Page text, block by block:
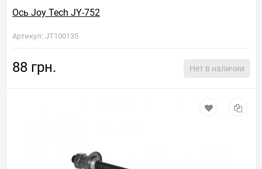
Ось Joy Tech JY-752
Артикул: JT100135
88 грн. Нет в наличии